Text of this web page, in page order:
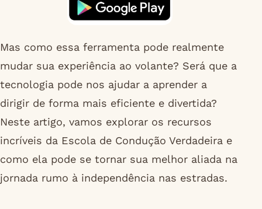
Mas como essa ferramenta pode realmente
mudar sua experiência ao volante? Será que a
tecnologia pode nos ajudar a aprender a
dirigir de forma mais eficiente e divertida?
Neste artigo, vamos explorar os recursos
incríveis da Escola de Condução Verdadeira e
como ela pode se tornar sua melhor aliada na
jornada rumo à independência nas estradas.